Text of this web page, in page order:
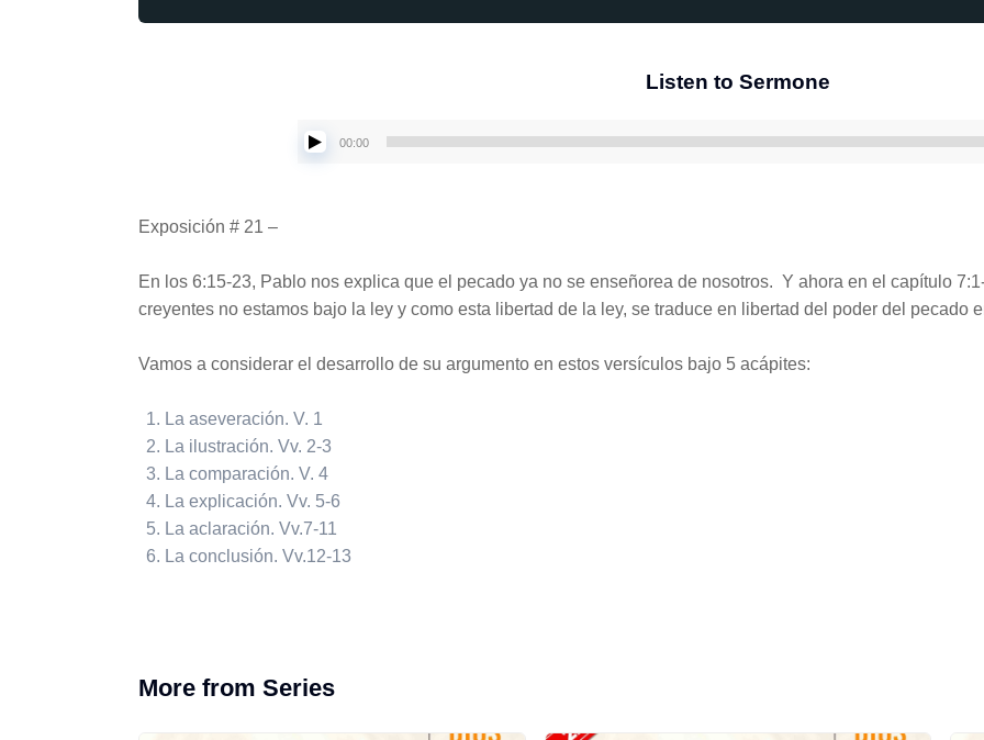
Listen to Sermone
Reproductor
00:00
Exposición # 21 –
En los 6:15-23, Pablo nos explica que el pecado ya no se enseñorea de nosotros. Y ahora en el capítulo
creyentes no estamos bajo la ley y como esta libertad de la ley, se traduce en libertad del poder del pecado
Vamos a considerar el desarrollo de su argumento en estos versículos bajo 5 acápites:
La aseveración. V. 1
La ilustración. Vv. 2-3
La comparación. V. 4
La explicación. Vv. 5-6
La aclaración. Vv.7-11
La conclusión. Vv.12-13
More from Series